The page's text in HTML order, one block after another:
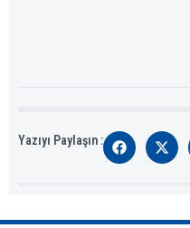
Yazıyı Paylaşın :